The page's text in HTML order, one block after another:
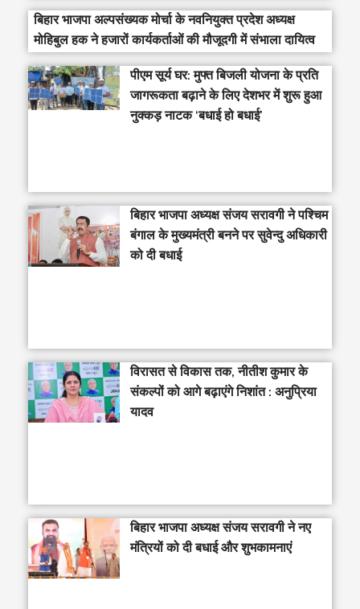
बिहार भाजपा अल्पसंख्यक मोर्चा के नवनियुक्त प्रदेश अध्यक्ष
मोहिबुल हक ने हजारों कार्यकर्ताओं की मौजूदगी में संभाला दायित्व
पीएम सूर्य घर: मुफ्त बिजली योजना के प्रति
जागरूकता बढ़ाने के लिए देशभर में शुरू हुआ
नुक्कड़ नाटक ‘बधाई हो बधाई’
‎बिहार भाजपा अध्यक्ष संजय सरावगी ने पश्चिम
बंगाल के मुख्यमंत्री बनने पर सुवेन्दु अधिकारी
को दी बधाई
विरासत से विकास तक, नीतीश कुमार के
संकल्पों को आगे बढ़ाएंगे निशांत : अनुप्रिया
यादव
बिहार भाजपा अध्यक्ष संजय सरावगी ने नए
मंत्रियों को दी बधाई और शुभकामनाएं